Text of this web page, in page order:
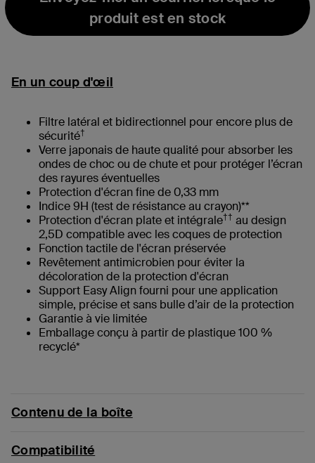
produit est en stock
En un coup d'œil
Filtre latéral et bidirectionnel pour encore plus de
sécurité†
Verre japonais de haute qualité pour absorber les
ondes de choc ou de chute et pour protéger l’écran
des rayures éventuelles
Protection d'écran fine de 0,33 mm
Indice 9H (test de résistance au crayon)**
Protection d'écran plate et intégrale†† au design
2,5D compatible avec les coques de protection
Fonction tactile de l'écran préservée
Revêtement antimicrobien pour éviter la
décoloration de la protection d'écran
Support Easy Align fourni pour une application
simple, précise et sans bulle d’air de la protection
Garantie à vie limitée
Emballage conçu à partir de plastique 100 %
recyclé*
Contenu de la boîte
Compatibilité